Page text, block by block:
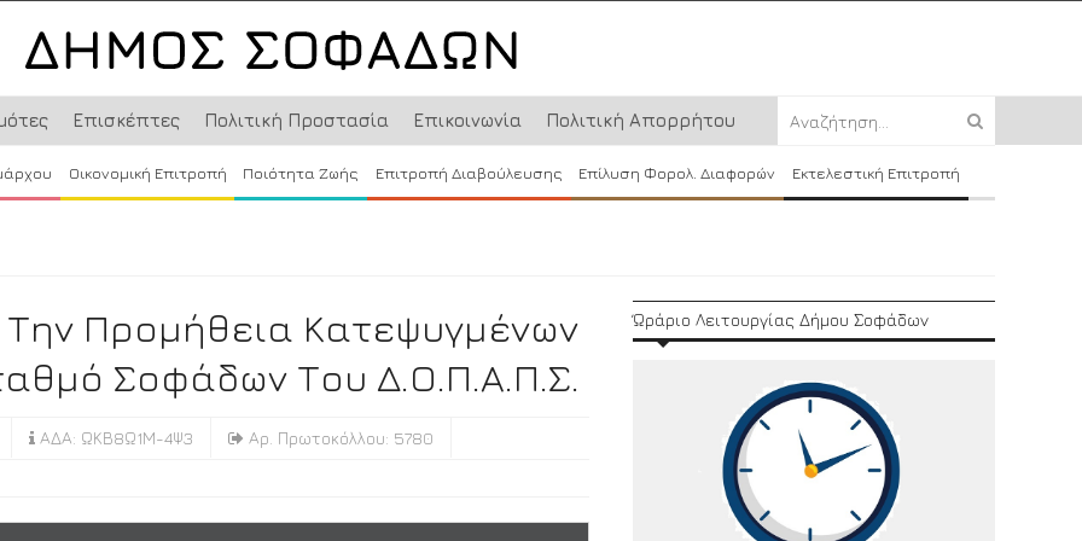
Επισκέπτες Πολιτική Προστασία Επικοινωνία Πολιτική Απορρήτου
Οικονομική Επιτροπή Ποιότητα Ζωής Επιτροπή Διαβούλευσης Επίλυση Φορολ. Διαφορών Εκτελεστική Επιτροπή
Προμήθεια Κατεψυγμένων
Σοφάδων Του Δ.Ο.Π.Α.Π.Σ.
ΑΔΑ: ΩΚΒ8Ω1Μ-4Ψ3 Αρ. Πρωτοκόλλου: 5780
Ώράριο Λειτουργίας Δήμου Σοφάδων